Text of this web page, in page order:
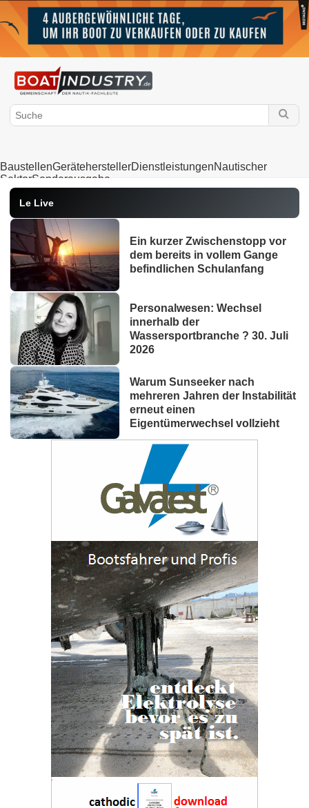
BaustellenGeräteherstellerDienstleistungenNautischer
SektorSonderausgabe
Le Live
Ein kurzer Zwischenstopp vor
dem bereits in vollem Gange
befindlichen Schulanfang
Personalwesen: Wechsel
innerhalb der
Wassersportbranche ? 30. Juli
2026
Warum Sunseeker nach
mehreren Jahren der Instabilität
erneut einen
Eigentümerwechsel vollzieht